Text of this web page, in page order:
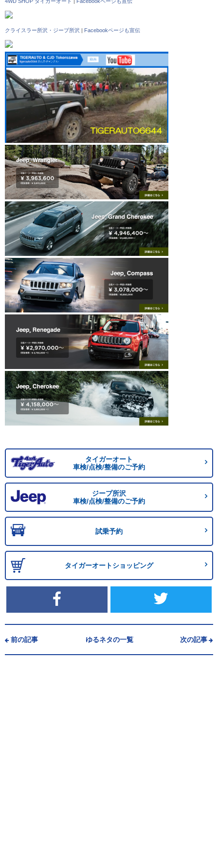
クライスラー所沢・ジープ所沢 | Facebookページも宣伝
タイガーオート
車検/点検/整備のご予約
ジープ所沢
車検/点検/整備のご予約
試乗予約
タイガーオートショッピング
前の記事 ゆるネタの一覧 次の記事